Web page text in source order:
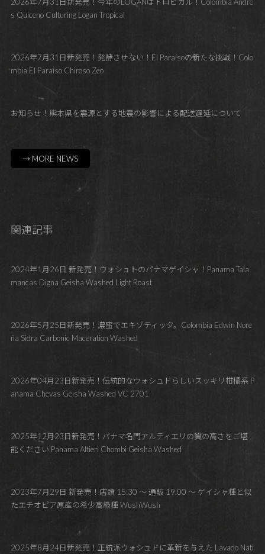
2026年7月31日新発売！今年のLOGANはトロピカル！Colombia Andre
s Quiceno Culturing Logan Tropical
2026年7月31日新発売！発酵させない！El Paraísoの新たな挑戦！Colo
mbia El Paraíso Chiroso Zeo
お知らせ！熊本県を震源とする地震の影響による配送遅延について
→ MORE NEWS
関連記事
2024年1月26日 新発売！ウォシュトのパナマゲイシャ！Panama Tala
mancas Digna Geisha Washed Light Roast
2026年5月25日新発売！濃蜜でエキゾティック。Colombia Edwin Nore
ña Sidra Carbonic Maceration Washed
2026年04月23日新発売！伝統的なウォシュドらしいスッキリ柑橘系 P
anama Chevas Geisha Washed VC 2701
2025年12月23日新発売！パナマ名門アルティエリの質の高さをご堪
能ください Panama Altieri Chombi Geisha Washed
2023年7月29日 新発売！店頭 15:30 ～ 通販 19:00 ～ ゲイシャ種と似
たエチオピア原産の希少高級種 WushWush
2025年8月24日新発売！正統派ウォシュドに革新を与えた Lavado Nati